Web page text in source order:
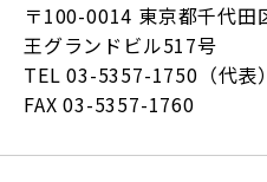
〒100-0014 東京都千代田
王グランドビル517号
TEL 03-5357-1750（代表
FAX 03-5357-1760